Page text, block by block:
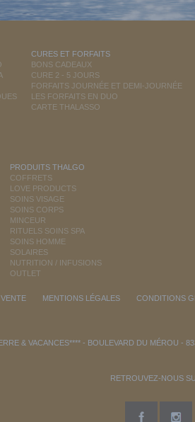
CURES ET FORFAITS
BONS CADEAUX
CURE 2 - 5 JOURS
FORFAITS JOURNÉE ET DEMI-JOURNÉE
LES FORFAITS EN DUO
CARTE THALASSO
PRODUITS THALGO
COFFRETS
LOVE PRODUCTS
SOINS VISAGE
SOINS CORPS
MINCEUR
RITUELS SOINS SPA
SOINS HOMME
SOLAIRES
NUTRITION / INFUSIONS
OUTLET
MENTIONS LÉGALES CONDITIONS
& VACANCES**** - BOULEVARD DU MÉROU -
RETROUVEZ-NOUS